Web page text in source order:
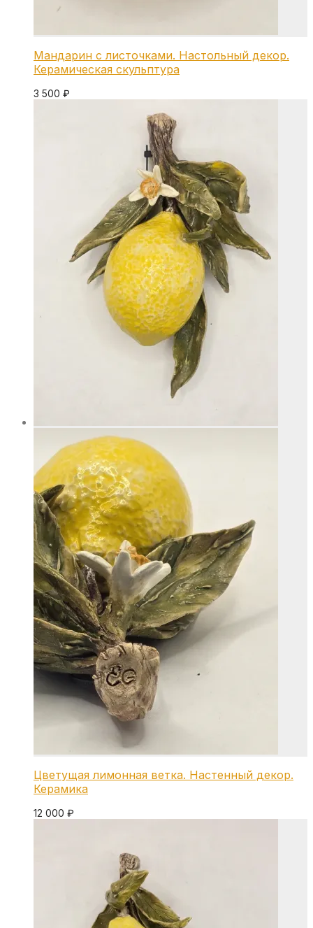
Мандарин с листочками. Настольный декор.
Керамическая скульптура
3 500 ₽
Цветущая лимонная ветка. Настенный декор.
Керамика
12 000 ₽